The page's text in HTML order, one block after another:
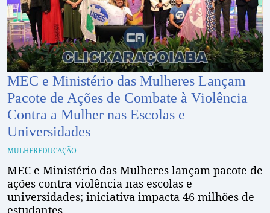
MEC e Ministério das Mulheres Lançam
Pacote de Ações de Combate à Violência
Contra a Mulher nas Escolas e
Universidades
MULHEREDUCAÇÃO
MEC e Ministério das Mulheres lançam pacote de
ações contra violência nas escolas e
universidades; iniciativa impacta 46 milhões de
estudantes.